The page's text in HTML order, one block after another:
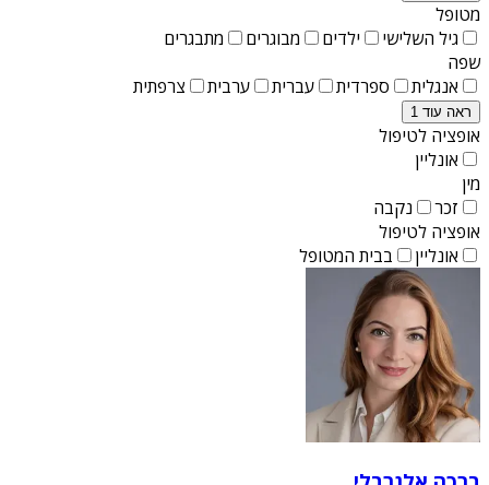
מטופל
גיל השלישי
ילדים מבוגרים
מתבגרים
שפה
אנגלית
ספרדית עברית ערבית צרפתית
ראה עוד 1
אופציה לטיפול
אונליין
מין
זכר
נקבה
אופציה לטיפול
אונליין
בבית המטופל